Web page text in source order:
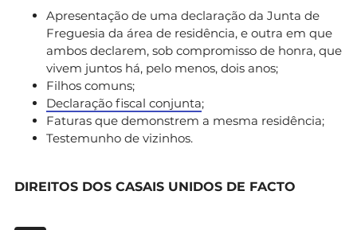
Apresentação de uma declaração da Junta de
Freguesia da área de residência, e outra em que
ambos declarem, sob compromisso de honra, que
vivem juntos há, pelo menos, dois anos;
Filhos comuns;
Declaração fiscal conjunta;
Faturas que demonstrem a mesma residência;
Testemunho de vizinhos.
DIREITOS DOS CASAIS UNIDOS DE FACTO